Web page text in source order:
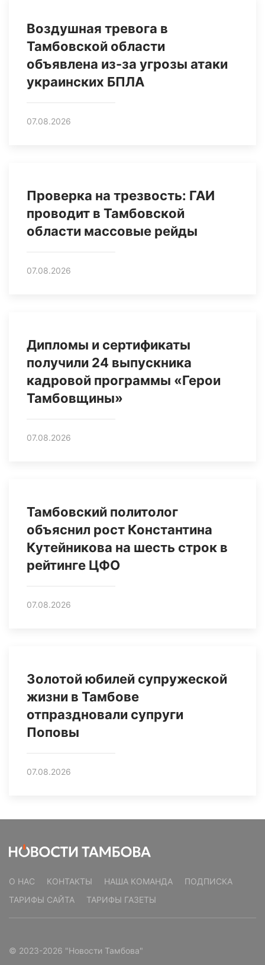
Воздушная тревога в
Тамбовской области
объявлена из-за угрозы атаки
украинских БПЛА
07.08.2026
Проверка на трезвость: ГАИ
проводит в Тамбовской
области массовые рейды
07.08.2026
Дипломы и сертификаты
получили 24 выпускника
кадровой программы «Герои
Тамбовщины»
07.08.2026
Тамбовский политолог
объяснил рост Константина
Кутейникова на шесть строк в
рейтинге ЦФО
07.08.2026
Золотой юбилей супружеской
жизни в Тамбове
отпраздновали супруги
Поповы
07.08.2026
О НАС КОНТАКТЫ НАША КОМАНДА
ПОДПИСКА
ТАРИФЫ САЙТА
ТАРИФЫ ГАЗЕТЫ
© 2023-2026 "Новости Тамбова"